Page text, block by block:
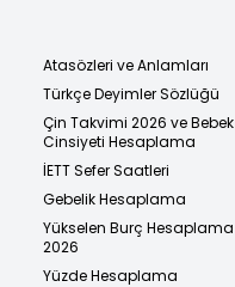
Atasözleri ve Anlamları
Türkçe Deyimler Sözlüğü
Çin Takvimi 2026 ve Bebek
Cinsiyeti Hesaplama
İETT Sefer Saatleri
Gebelik Hesaplama
Yükselen Burç Hesaplama
2026
Yüzde Hesaplama